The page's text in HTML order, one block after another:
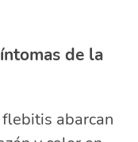
de la
abarcan